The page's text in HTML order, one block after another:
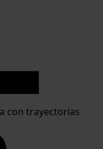
con trayectorias